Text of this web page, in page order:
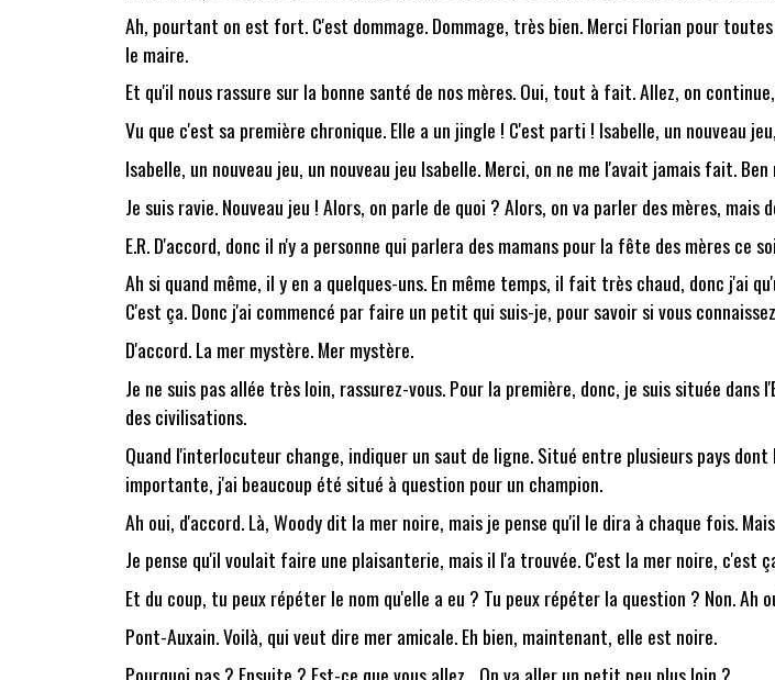
Ah, pourtant on est fort. C'est dommage. Dommage, très bien. Merci Florian pour
le maire.
Et qu'il nous rassure sur la bonne santé de nos mères. Oui, tout à fait. Allez, on
Vu que c'est sa première chronique. Elle a un jingle ! C'est parti ! Isabelle, un nouveau
Isabelle, un nouveau jeu, un nouveau jeu Isabelle. Merci, on ne me l'avait jamais fait. Ben
Je suis ravie. Nouveau jeu ! Alors, on parle de quoi ? Alors, on va parler des mères, mais
E.R. D'accord, donc il n'y a personne qui parlera des mamans pour la fête des mères ce
Ah si quand même, il y en a quelques-uns. En même temps, il fait très chaud, donc j'ai
C'est ça. Donc j'ai commencé par faire un petit qui suis-je, pour savoir si vous
D'accord. La mer mystère. Mer mystère.
Je ne suis pas allée très loin, rassurez-vous. Pour la première, donc, je suis située
des civilisations.
Quand l'interlocuteur change, indiquer un saut de ligne. Situé entre plusieurs pays
importante, j'ai beaucoup été situé à question pour un champion.
Ah oui, d'accord. Là, Woody dit la mer noire, mais je pense qu'il le dira à chaque fois.
Je pense qu'il voulait faire une plaisanterie, mais il l'a trouvée. C'est la mer noire, c'est
Et du coup, tu peux répéter le nom qu'elle a eu ? Tu peux répéter la question ? Non. Ah
Pont-Auxain. Voilà, qui veut dire mer amicale. Eh bien, maintenant, elle est noire.